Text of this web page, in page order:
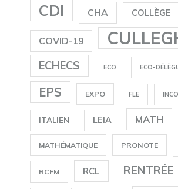
CDI CHA COLLÈGE
COVID-19
ECHECS ECO ECO-
EPS EXPO FLE INCO
ITALIEN LEIA MATH
MATHÉMATIQUE PRONOTE
RCFM RCL RENTRÉE